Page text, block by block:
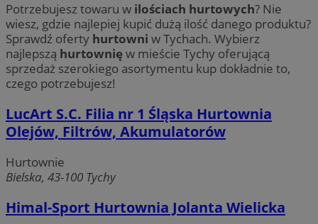
Potrzebujesz towaru w ilościach hurtowych? Nie
wiesz, gdzie najlepiej kupić dużą ilość danego produktu?
Sprawdź oferty hurtowni w Tychach. Wybierz
najlepszą hurtownięw mieście Tychy oferującą
sprzedaż szerokiego asortymentu kup dokładnie to,
czego potrzebujesz!
LucArt S.C. Filia nr 1 Śląska Hurtownia
Olejów, Filtrów, Akumulatorów
Hurtownie
Bielska, 43-100 Tychy
Himal-Sport Hurtownia Jolanta Wielicka